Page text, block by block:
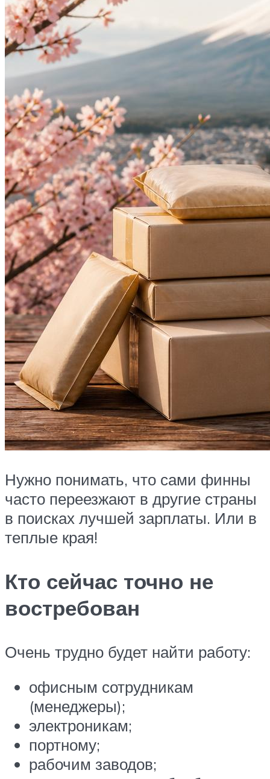
Нужно понимать, что сами финны
часто переезжают в другие страны
в поисках лучшей зарплаты. Или в
теплые края!
Кто сейчас точно не
востребован
Очень трудно будет найти работу:
офисным сотрудникам
(менеджеры);
электроникам;
портному;
рабочим заводов;